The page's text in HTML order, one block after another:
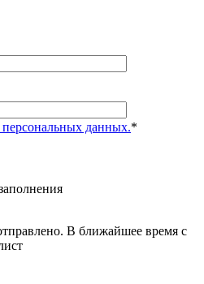
персональных данных.*
В ближайшее время с